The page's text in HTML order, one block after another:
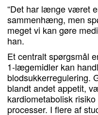
“Det har længe været
sammenhæng, men
meget vi kan gøre
han.
Et centralt spørgsmål
1-lægemidler kan
blodsukkerregulering.
blandt andet appetit,
kardiometabolisk
processer. I flere af